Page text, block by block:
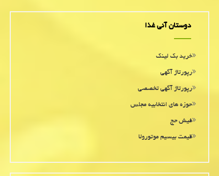
دوستان آنی غذا
خرید بک لینک
رپورتاژ آگهی
رپورتاژ آگهی تخصصی
حوزه های انتخابیه مجلس
فیش حج
قیمت بیسیم موتورولا